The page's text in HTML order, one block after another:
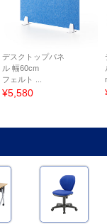
デスクトップパネ
ル 幅60cm
フェルト ...
¥5,580